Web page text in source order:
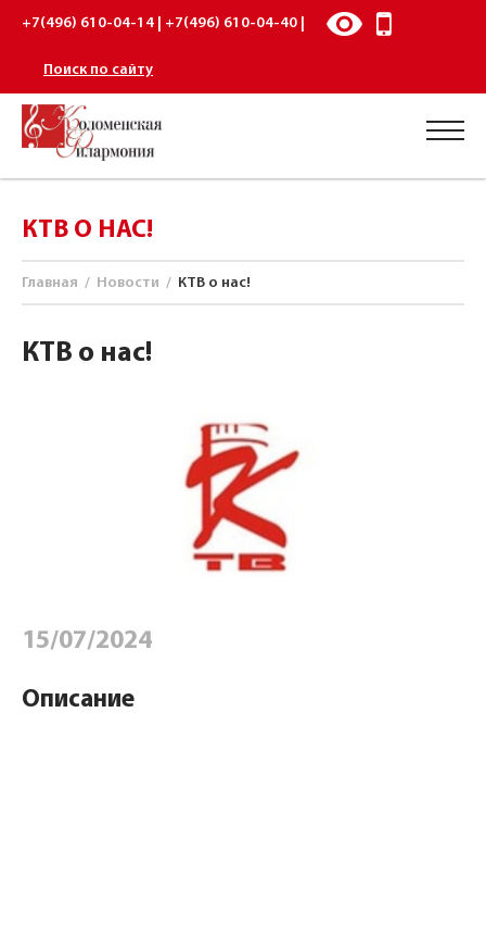
+7(496) 610-04-14 | +7(496) 610-04-40 |
Поиск по сайту
КТВ О НАС!
Главная / Новости / КТВ о нас!
КТВ о нас!
15/07/2024
Описание